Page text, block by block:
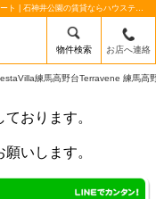
SiestaVilla練馬高野台Terravene練馬高野台のワンルーム賃貸アパート | 石神井公園の賃貸ならハウステーション石神井公園店
物件検索 お店へ連絡
練馬高野台Terravene 練馬高
おります。
いします。